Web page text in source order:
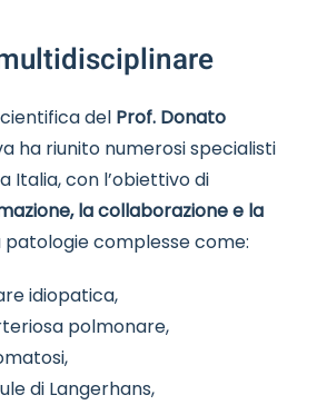
del Prof. Donato
ha riunito numerosi specialisti
Italia, con l’obiettivo di
la collaborazione e la
patologie complesse come:
idiopatica,
polmonare,
di Langerhans,